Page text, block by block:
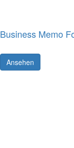
Business Memo
Ansehen